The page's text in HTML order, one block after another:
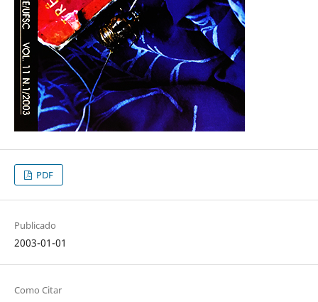
PDF
Publicado
2003-01-01
Como Citar